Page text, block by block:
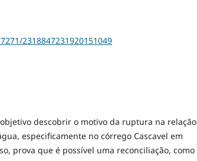
2318847231920151049
descobrir o motivo da ruptura na relação
especificamente no córrego Cascavel em
prova que é possível uma reconciliação, como